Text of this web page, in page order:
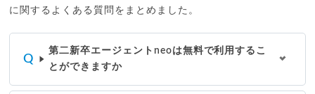
に関するよくある質問をまとめました。
第二新卒エージェントneoは無料で利用するこ
とができますか